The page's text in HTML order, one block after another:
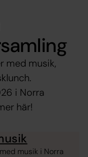
med musik,
i Norra
här!
musik i Norra